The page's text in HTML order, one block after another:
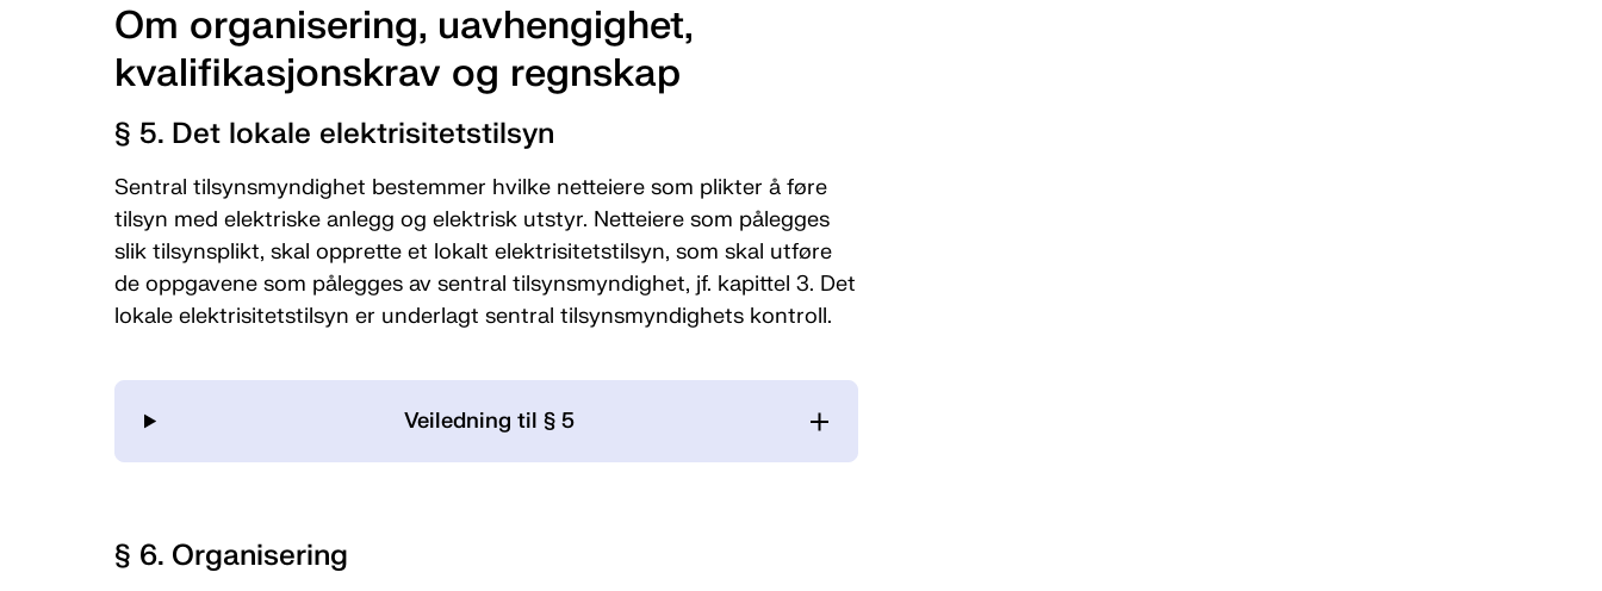
Om organisering, uavhengighet,
kvalifikasjonskrav og regnskap
§ 5. Det lokale elektrisitetstilsyn
Sentral tilsynsmyndighet bestemmer hvilke netteiere som plikter å føre
tilsyn med elektriske anlegg og elektrisk utstyr. Netteiere som pålegges
slik tilsynsplikt, skal opprette et lokalt elektrisitetstilsyn, som skal utføre
de oppgavene som pålegges av sentral tilsynsmyndighet, jf. kapittel 3. Det
lokale elektrisitetstilsyn er underlagt sentral tilsynsmyndighets kontroll.
Veiledning til § 5
§ 6. Organisering